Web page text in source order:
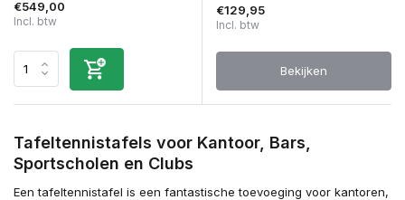
€549,00
Incl. btw
€129,95
Incl. btw
Bekijken
Tafeltennistafels voor Kantoor, Bars,
Sportscholen en Clubs
Een tafeltennistafel is een fantastische toevoeging voor kantoren,